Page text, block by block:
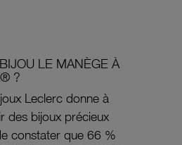
LE MANÈGE À
?
Leclerc donne à
des bijoux précieux
constater que 66 %